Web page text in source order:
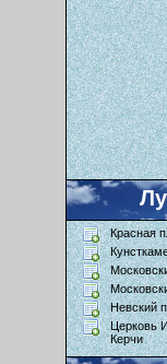
Красная
Невский
Церковь
Керчи